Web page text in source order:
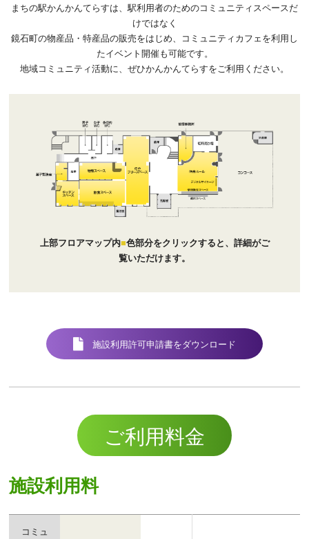
まちの駅かんかんてらすは、駅利用者のためのコミュニティスペースだ
けではなく
鏡石町の物産品・特産品の販売をはじめ、コミュニティカフェを利用し
たイベント開催も可能です。
地域コミュニティ活動に、ぜひかんかんてらすをご利用ください。
上部フロアマップ内■色部分をクリックすると、詳細がご
覧いただけます。
施設利用許可申請書をダウンロード
ご利用料金
施設利用料
コミュ